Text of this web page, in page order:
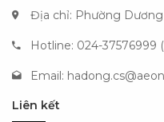
Địa chỉ: Phường Dương
Hotline: 024-37576999
Email:
Liên kết